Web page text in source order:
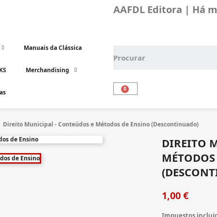
AAFDL Editora | Há
Manuais da Clássica
Merchandising
Direito Municipal - Conteúdos e Métodos de Ensino (Descontinuado)
DIREITO
1,00 €